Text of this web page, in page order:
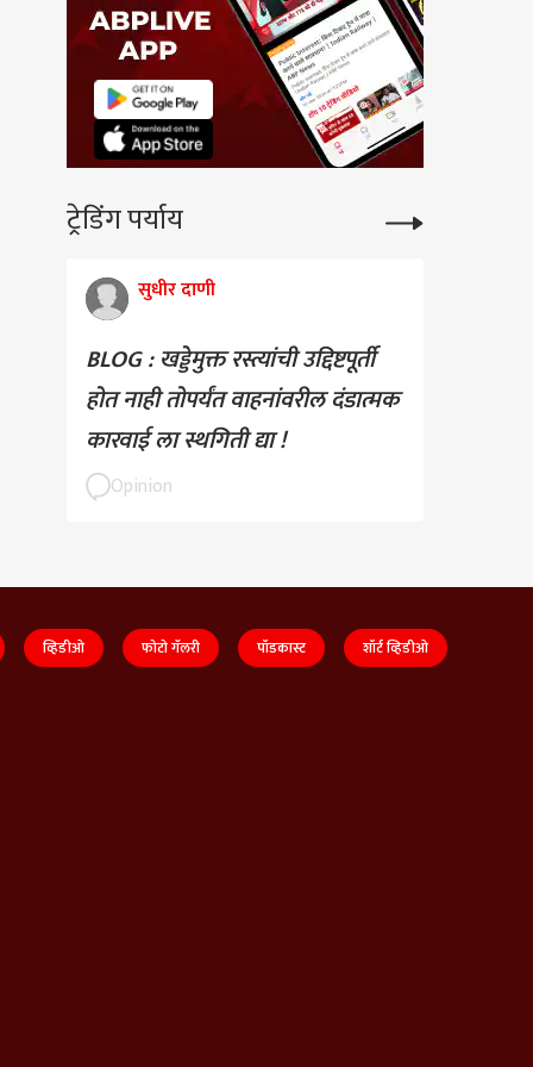
ट्रेडिंग पर्याय
सुधीर दाणी
BLOG : खड्डेमुक्त रस्त्यांची उद्दिष्टपूर्ती
होत नाही तोपर्यंत वाहनांवरील दंडात्मक
कारवाई ला स्थगिती द्या !
Opinion
व्हिडीओ फोटो गॅलरी पॉडकास्ट शॉर्ट व्हिडीओ